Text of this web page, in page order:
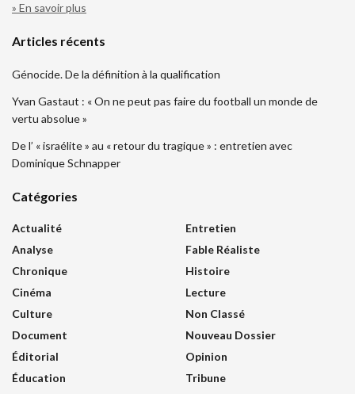
» En savoir plus
Articles récents
Génocide. De la définition à la qualification
Yvan Gastaut : « On ne peut pas faire du football un monde de
vertu absolue »
De l’ « israélite » au « retour du tragique » : entretien avec
Dominique Schnapper
Catégories
Actualité
Analyse
Chronique
Cinéma
Culture
Document
Éditorial
Éducation
Entretien
Fable Réaliste
Histoire
Lecture
Non Classé
Nouveau Dossier
Opinion
Tribune